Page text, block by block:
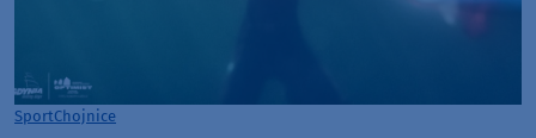
SportChojnice